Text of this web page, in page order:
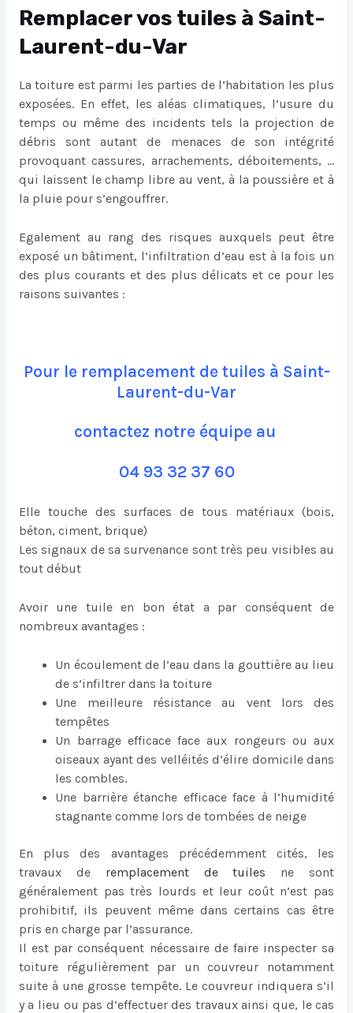
Remplacer vos tuiles à Saint-
Laurent-du-Var
La toiture est parmi les parties de l’habitation les plus
exposées. En effet, les aléas climatiques, l’usure du
temps ou même des incidents tels la projection de
débris sont autant de menaces de son intégrité
provoquant cassures, arrachements, déboitements, …
qui laissent le champ libre au vent, à la poussière et à
la pluie pour s’engouffrer.
Egalement au rang des risques auxquels peut être
exposé un bâtiment, l’infiltration d’eau est à la fois un
des plus courants et des plus délicats et ce pour les
raisons suivantes :
Pour le remplacement de tuiles à Saint-
Laurent-du-Var
contactez notre équipe au
04 93 32 37 60
Elle touche des surfaces de tous matériaux (bois,
béton, ciment, brique)
Les signaux de sa survenance sont très peu visibles au
tout début
Avoir une tuile en bon état a par conséquent de
nombreux avantages :
Un écoulement de l’eau dans la gouttière au lieu
de s’infiltrer dans la toiture
Une meilleure résistance au vent lors des
tempêtes
Un barrage efficace face aux rongeurs ou aux
oiseaux ayant des velléités d’élire domicile dans
les combles.
Une barrière étanche efficace face à l’humidité
stagnante comme lors de tombées de neige
En plus des avantages précédemment cités, les
travaux de
remplacement de tuiles
ne sont
généralement pas très lourds et leur coût n’est pas
prohibitif, ils peuvent même dans certains cas être
pris en charge par l’assurance.
Il est par conséquent nécessaire de faire inspecter sa
toiture régulièrement par un couvreur notamment
suite à une grosse tempête. Le couvreur indiquera s’il
y a lieu ou pas d’effectuer des travaux ainsi que, le cas